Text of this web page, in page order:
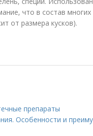
что в состав многих
от размера кусков).
препараты
Особенности и